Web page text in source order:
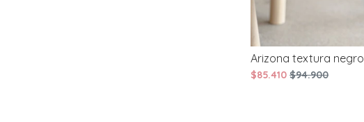
Arizona textura negro
$85.410 $94.900